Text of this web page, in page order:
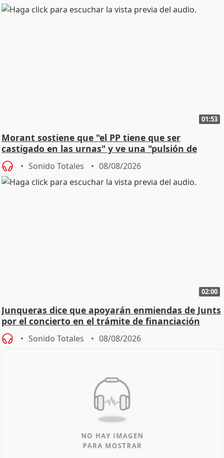
01:53
Morant sostiene que "el PP tiene que ser
castigado en las urnas" y ve una "pulsión de
cambio"
Sonido Totales 08/08/2026
02:00
Junqueras dice que apoyarán enmiendas de Junts
por el concierto en el trámite de financiación
Sonido Totales 08/08/2026